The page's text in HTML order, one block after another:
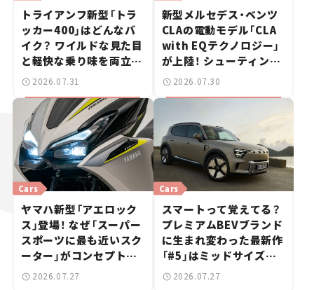
トライアンフ新型「トラ
ッカー400」はどんなバ
イク？ ワイルドな見た目
と軽快な乗り味を両立し
た400ccフラットトラッ
カー【試乗レビュー】
2026.07.31
新型メルセデス・ベンツ
CLAの電動モデル「CLA
with EQテクノロジー」
が上陸！ シューティング
ブレークも発売【新車ニ
ュース】
2026.07.30
Cars
ヤマハ新型「アエロック
ス」登場！ なぜ「スーパー
スポーツに最も近いスク
ーター」がコンセプトな
のか？【新車ニュース】
2026.07.27
Cars
スマートって覚えてる？
プレミアムBEVブランド
に生まれ変わった最新作
「#5」はミッドサイズ
SUV！【日本未発売のク
2026.07.27